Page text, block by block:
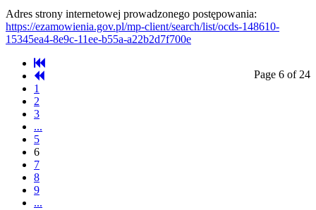
Adres strony internetowej prowadzonego postępowania:
https://ezamowienia.gov.pl/mp-client/search/list/ocds-148610-
15345ea4-8e9c-11ee-b55a-a22b2d7f700e
Page 6 of 24
1
2
3
...
5
6
7
8
9
...